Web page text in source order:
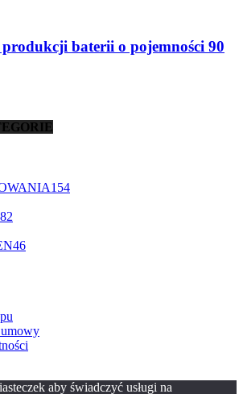
produkcji baterii o pojemności 90
154
82
46
aby świadczyć usługi na